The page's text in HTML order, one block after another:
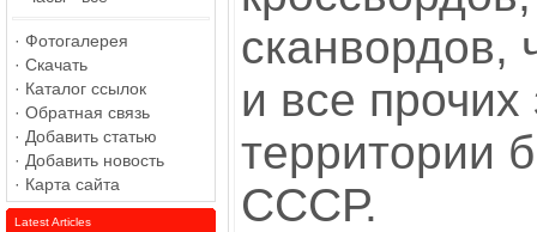
· Фотогалерея
· Скачать
· Каталог ссылок
· Обратная связь
· Добавить статью
· Добавить новость
· Карта сайта
Latest Articles
сканвордов,
и все прочих
территории
СССР.